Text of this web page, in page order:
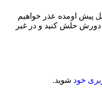
پیش اومده عذر خواهیم
دورش حلش کنید و در غیر
خود شوید.